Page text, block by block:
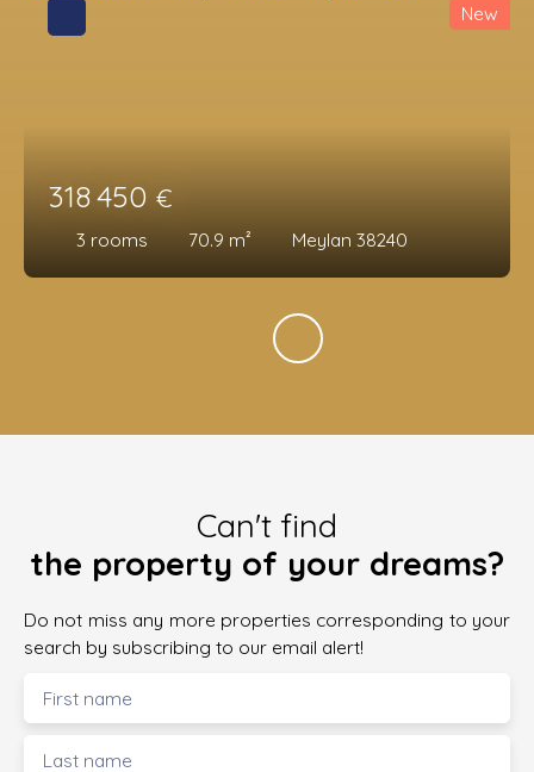
318 450 €
3 rooms 70.9 m² Meylan 38240
New
Can't find
the property of your dreams?
Do not miss any more properties corresponding to your
search by subscribing to our email alert!
First name
Last name